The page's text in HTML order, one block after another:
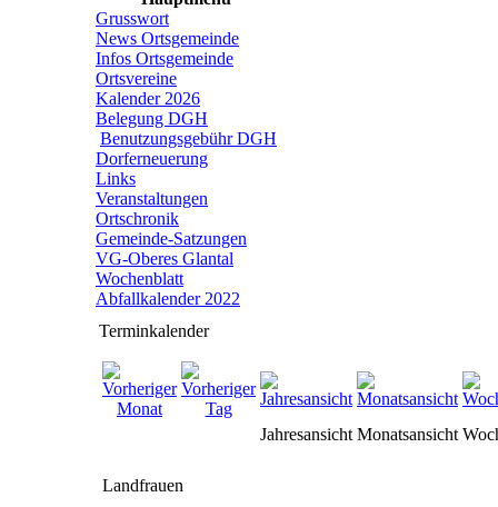
Grusswort
News Ortsgemeinde
Infos Ortsgemeinde
Ortsvereine
Kalender 2026
Belegung DGH
Benutzungsgebühr DGH
Dorferneuerung
Links
Veranstaltungen
Ortschronik
Gemeinde-Satzungen
VG-Oberes Glantal
Wochenblatt
Abfallkalender 2022
Terminkalender
Jahresansicht Monatsansicht
Landfrauen